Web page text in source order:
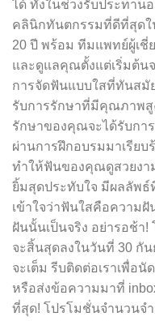
ได้ ทั้งในช่วงรับประทาน
คลินิกทันตกรรมที่ดีที่สุดใ
20 ปี พร้อม ทีมแพทย์ผู้เชี่
และดูแลคุณตั้งแต่เริ่มต้น
การจัดฟันแบบใสที่ทันสมั
รับการรักษาที่มีคุณภาพสู
รักษาของคุณจะได้รับกา
ผ่านการฝึกอบรมมาเรียบ
ทำให้ฟันของคุณดูสวยงา
ยิ้มสุดประทับใจ มีผลลัพธ์
เข้าใจว่าฟันใสคือความ
ฝันนั้นเป็นจริง อย่ารอช้า!
จะสิ้นสุดลงในวันที่ 30 กั
จะเต็ม รีบติดต่อเราเพื่อ
หรือส่งข้อความมาที่
ที่สุด! โปรโมชั่นจำนวนจ